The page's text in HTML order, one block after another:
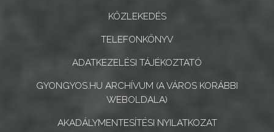
KÖZLEKEDÉS
TELEFONKÖNYV
ADATKEZELÉSI TÁJÉKOZTATÓ
GYONGYOS.HU ARCHÍVUM (A VÁROS KORÁBBI
WEBOLDALA)
AKADÁLYMENTESÍTÉSI NYILATKOZAT